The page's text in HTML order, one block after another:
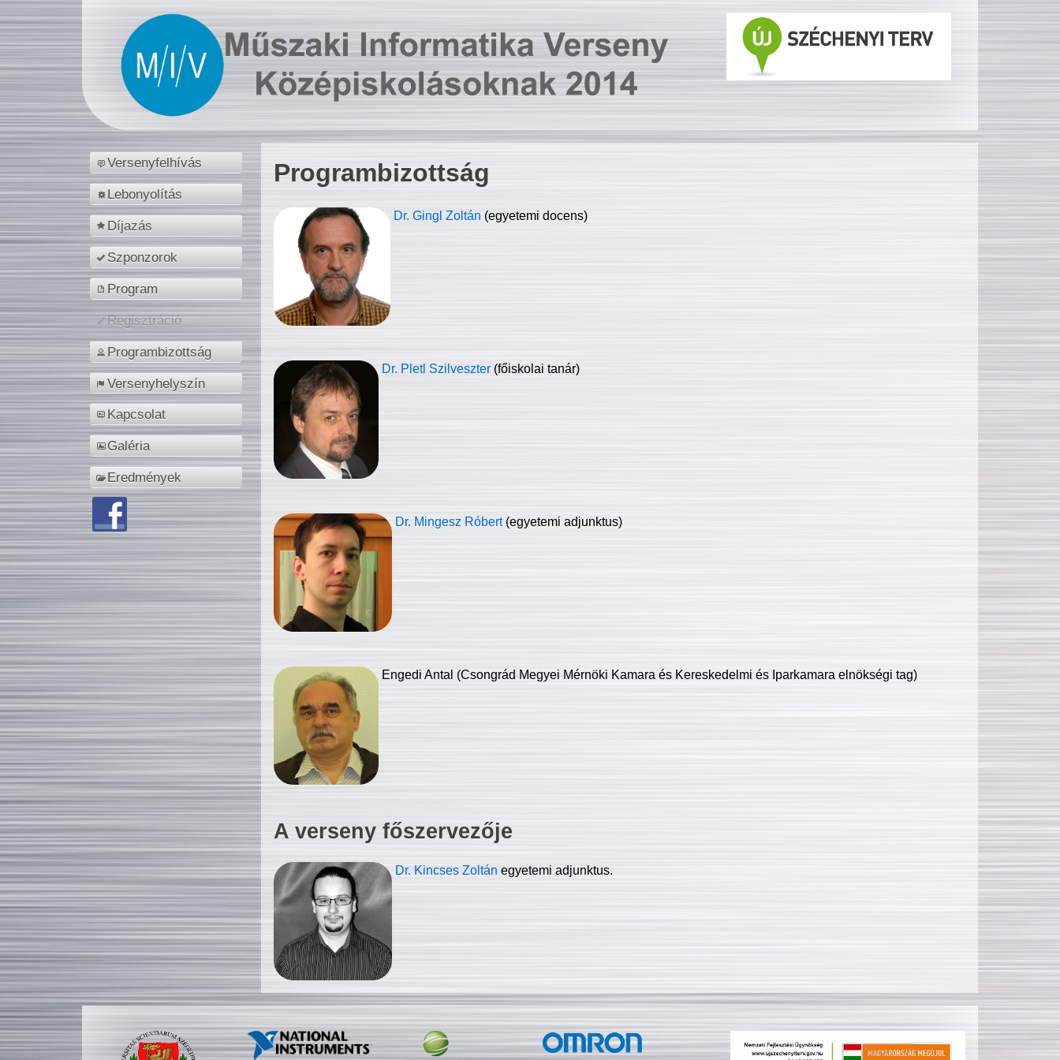
Versenyfelhívás
Lebonyolítás
Díjazás
Szponzorok
Program
Regisztráció
Programbizottság
Versenyhelyszín
Kapcsolat
Galéria
Eredmények
Programbizottság
Dr. Gingl Zoltán (egyetemi docens)
Dr. Pletl Szilveszter (főiskolai tanár)
Dr. Mingesz Róbert (egyetemi adjunktus)
Engedi Antal (Csongrád Megyei Mérnöki Kamara és Kereskedelmi és Iparkamara elnökségi tag)
A verseny főszervezője
Dr. Kincses Zoltán egyetemi adjunktus.